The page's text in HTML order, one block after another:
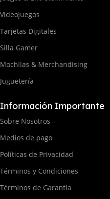
Videojuegos
Tarjetas Digitales
Silla Gamer
Mochilas & Merchandising
Juguetería
Información Importante
Sobre Nosotros
Medios de pago
Políticas de Privacidad
Términos y Condiciones
Términos de Garantía